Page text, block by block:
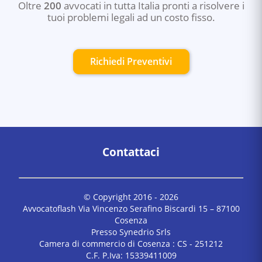
Oltre 200 avvocati in tutta Italia pronti a risolvere i
tuoi problemi legali ad un costo fisso.
Richiedi Preventivi
Contattaci
© Copyright 2016 - 2026
Avvocatoflash Via Vincenzo Serafino Biscardi 15 – 87100
Cosenza
Presso Synedrio Srls
Camera di commercio di Cosenza : CS - 251212
C.F. P.Iva: 15339411009